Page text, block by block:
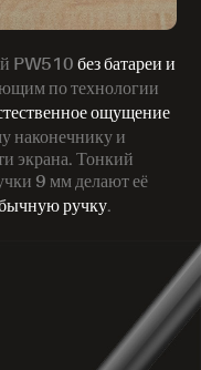
PW510 без батареи и
по технологии
ощущение
наконечнику и
экрана. Тонкий
9 мм делают её
ручку.